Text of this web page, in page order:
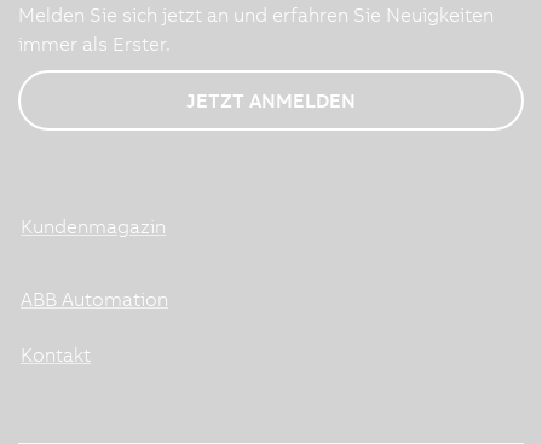
Melden Sie sich jetzt an und erfahren Sie Neuigkeiten
immer als Erster.
JETZT ANMELDEN
Kundenmagazin
ABB Automation
Kontakt